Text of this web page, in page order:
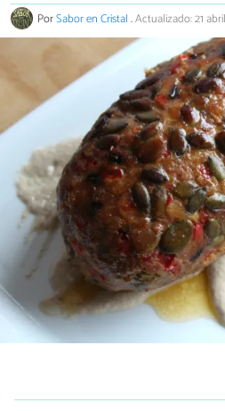
PorSabor en Cristal.Actualizado: 21